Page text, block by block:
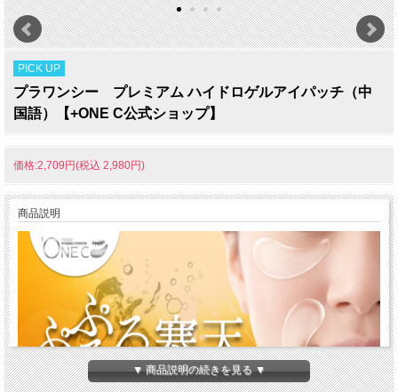
PICK UP
プラワンシー プレミアム ハイドロゲルアイパッチ（中
国語）【+ONE C公式ショップ】
価格:2,709円(税込 2,980円)
商品説明
▼ 商品説明の続きを見る ▼